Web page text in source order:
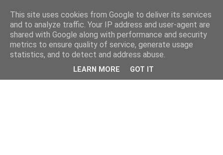
This site uses cookies from Google to deliver its services
and to analyze traffic. Your IP address and user-agent are
shared with Google along with performance and security
metrics to ensure quality of service, generate usage
statistics, and to detect and address abuse.
LEARN MORE GOT IT